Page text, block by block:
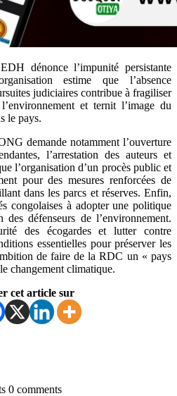
dénonce l’impunité persistante
estime que l’absence
judiciaires contribue à fragiliser
et ternit l’image du
le pays.
demande notamment l’ouverture
l’arrestation des auteurs et
l’organisation d’un procès public et
pour des mesures renforcées de
dans les parcs et réserves. Enfin,
congolaises à adopter une politique
défenseurs de l’environnement.
des écogardes et lutter contre
essentielles pour préserver les
de faire de la RDC un « pays
changement climatique.
cet article sur
0 comments